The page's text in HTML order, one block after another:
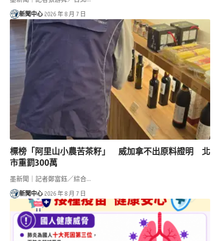
新聞中心 2026 年 8 月 7 日
標榜「阿里山小農苦茶籽」 威加拿不出原料證明 北
市重罰300萬
墨新聞｜記者鄭富鈺／綜合…
新聞中心 2026 年 8 月 7 日